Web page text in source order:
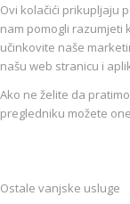
Ovi kolačići prikupljaju
nam pomogli razumjeti
učinkovite naše
našu web stranicu i
Ako ne želite da
pregledniku možete
Ostale vanjske usluge